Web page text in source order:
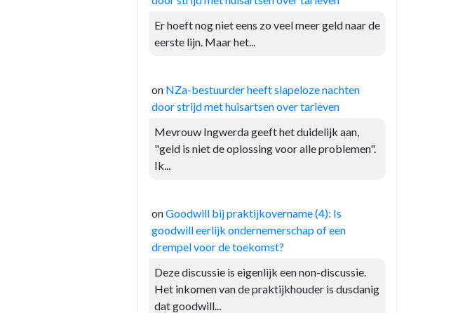
Er hoeft nog niet eens zo veel meer geld naar de
eerste lijn. Maar het...
on NZa-bestuurder heeft slapeloze nachten
door strijd met huisartsen over tarieven
Mevrouw Ingwerda geeft het duidelijk aan,
"geld is niet de oplossing voor alle problemen".
Ik...
onGoodwill bij praktijkovername (4): Is
goodwill eerlijk ondernemerschap of een
drempel voor de toekomst?
Deze discussie is eigenlijk een non-discussie.
Het inkomen van de praktijkhouder is dusdanig
dat goodwill...